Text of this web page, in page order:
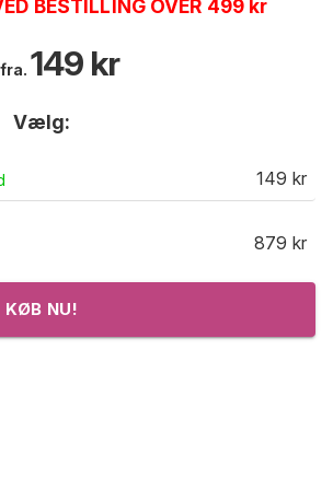
BESTILLING OVER 499 kr
149 kr
Vælg:
149 kr
879 kr
KØB NU!